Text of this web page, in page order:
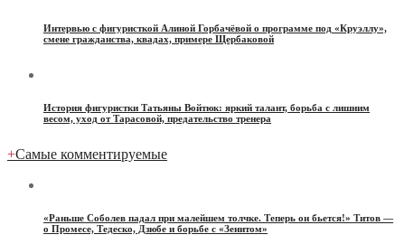
Интервью с фигуристкой Алиной Горбачёвой о программе под «Круэллу»,
смене гражданства, квадах, примере Щербаковой
История фигуристки Татьяны Войтюк: яркий талант, борьба с лишним
весом, уход от Тарасовой, предательство тренера
+Самые комментируемые
«Раньше Соболев падал при малейшем толчке. Теперь он бьется!» Титов —
о Промесе, Тедеско, Дзюбе и борьбе с «Зенитом»